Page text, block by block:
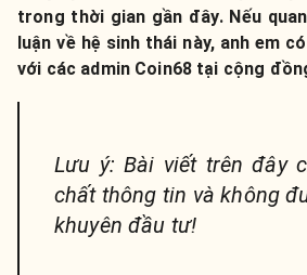
trong thời gian gần đây. Nếu
luận về hệ sinh thái này, anh em
với các admin Coin68 tại cộng
Lưu ý: Bài viết trên đây
chất thông tin và không
khuyên đầu tư!